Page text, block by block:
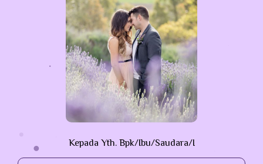
Kepada Yth. Bpk/Ibu/Saudara/i